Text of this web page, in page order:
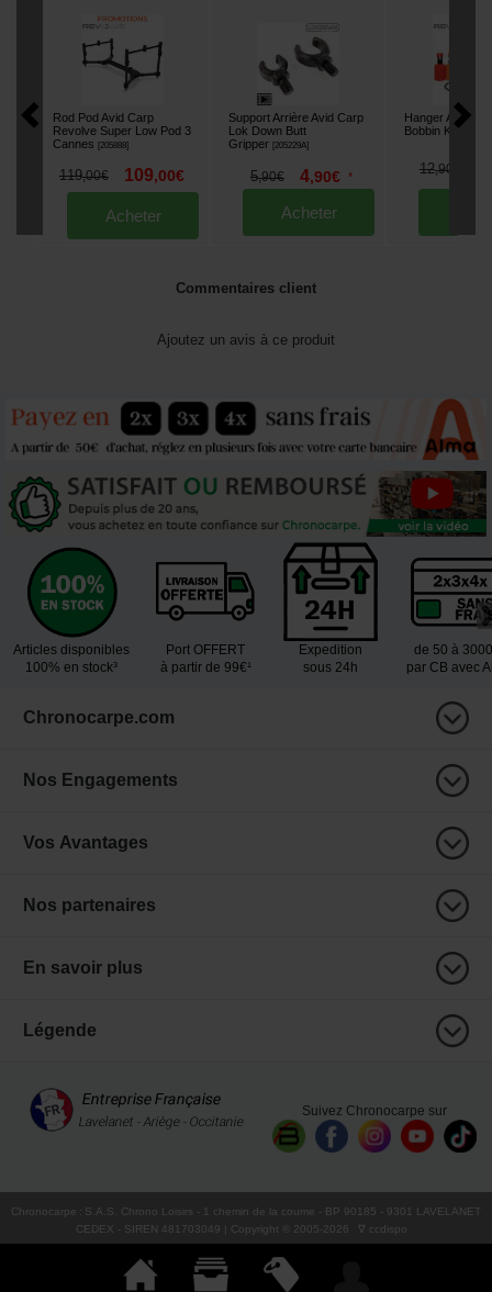
Rod Pod Avid Carp
Revolve Super Low Pod 3
Cannes
[205888]
119,00€ 109,00€
Acheter
Support Arrière Avid Carp
Lok Down Butt
Gripper [205229A]
5,90€ 4,90€ *
Acheter
Hanger Avid
Bobbin Kit
12,90
Commentaires client
Ajoutez un avis à ce produit
Articles disponibles
100% en stock³
Port OFFERT
à partir de 99€¹
Expedition
sous 24h
de 50 à
par CB avec
Chronocarpe.com
Nos Engagements
Vos Avantages
Nos partenaires
En savoir plus
Légende
Suivez Chronocarpe sur
Chronocarpe : S.A.S. Chrono Loisirs - 1 chemin de la coume - BP 90185 - 9301 LAVELANET
CEDEX - SIREN 481703049 | Copyright © 2005-2026 ∇ ccdispo